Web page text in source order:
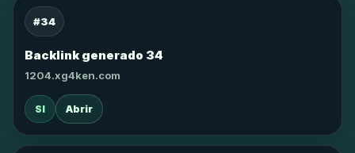
#34
Backlink generado 34
1204.xg4ken.com
SI Abrir